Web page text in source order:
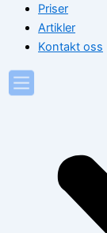
Priser
Artikler
Kontakt oss